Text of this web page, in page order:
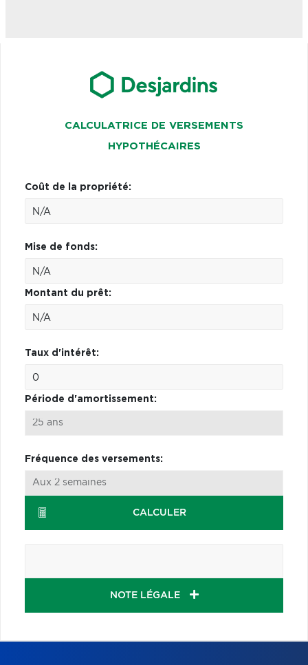
CALCULATRICE DE VERSEMENTS
HYPOTHÉCAIRES
Coût de la propriété:
Mise de fonds:
Montant du prêt:
Taux d'intérêt:
Période d'amortissement:
Fréquence des versements:
CALCULER
NOTE LÉGALE